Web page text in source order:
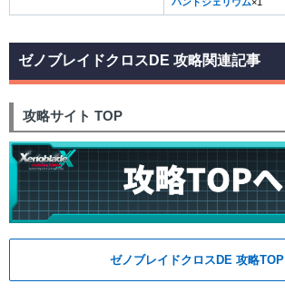
ゼノブレイドクロスDE 攻略関連記事
攻略サイト TOP
ゼノブレイドクロスDE 攻略TOP